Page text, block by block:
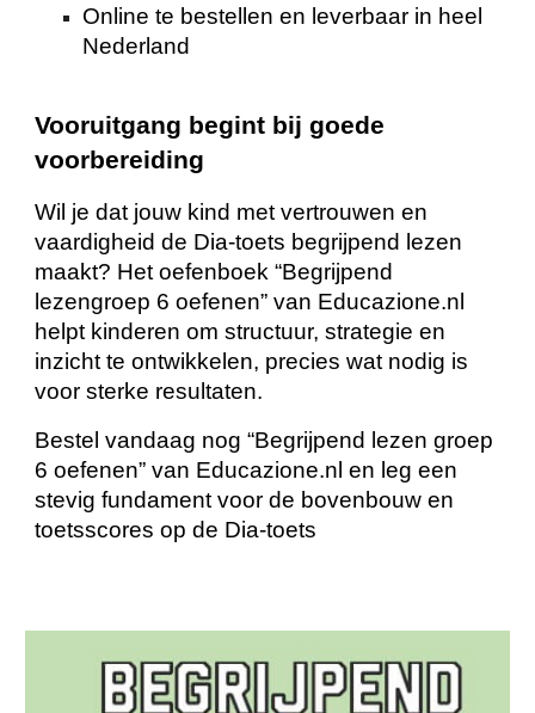
Online te bestellen en leverbaar in heel
Nederland
Vooruitgang begint bij goede
voorbereiding
Wil je dat jouw kind met vertrouwen en
vaardigheid de Dia-toets begrijpend lezen
maakt? Het oefenboek “Begrijpend
lezengroep 6 oefenen” van Educazione.nl
helpt kinderen om structuur, strategie en
inzicht te ontwikkelen, precies wat nodig is
voor sterke resultaten.
Bestel vandaag nog “Begrijpend lezen groep
6 oefenen” van Educazione.nl en leg een
stevig fundament voor de bovenbouw en
toetsscores op de Dia-toets